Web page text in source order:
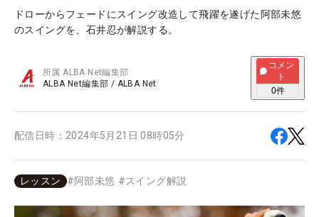
ドローからフェードにスイング改造して飛躍を遂げた阿部未悠
のスイングを、石井忍が解説する。
所属ALBA Net編集部
ALBA Net編集部 / ALBA Net
コメン
ト
0件
配信日時： 2024年5月21日 08時05分
レッスン #阿部未悠 #スイング解説